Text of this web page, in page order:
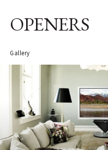
OPENERS
Gallery